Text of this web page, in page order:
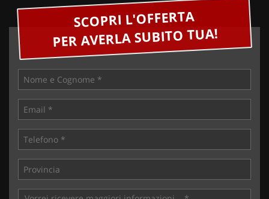
SCOPRI L'OFFERTA
PER AVERLA SUBITO TUA!